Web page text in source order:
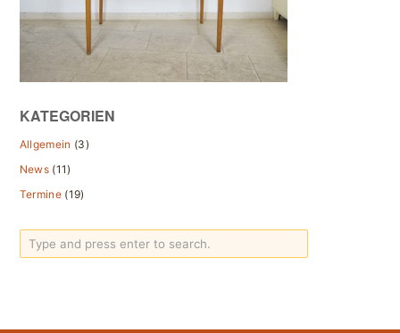
KATEGORIEN
Allgemein (3)
News (11)
Termine (19)